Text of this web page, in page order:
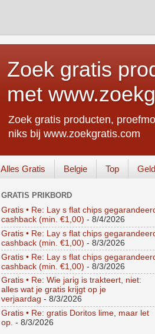
Zoek gratis
met
Zoek gratis producten,
niks bij www.zoekgratis.com
Alles Gratis Belgie Top
GRATIS PRIKBORD
Gratis • Re: Lay s flat chips
cashback (min. €1,00) - 8/4/2026
Gratis • Re: Lay s flat chips
cashback (min. €1,00) - 8/3/2026
Gratis • Re: Lay s flat chips
cashback (min. €1,00) - 8/3/2026
Gratis • Re: Wie jarig is trakteert, niet:
alles wat je gratis krijgt op je
verjaardag - 8/3/2026
Gratis • Re: gratis Doritos lime, maar let
op. - 8/3/2026